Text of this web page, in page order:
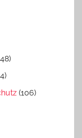
(106)